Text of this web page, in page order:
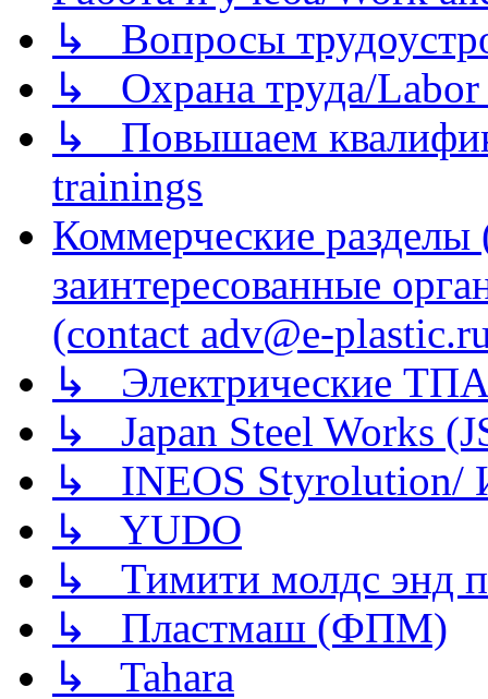
↳ Вопросы
↳ Охрана труда/Labor
↳ Повышаем
trainings
Коммерческие
заинтересованные
(contact adv@e-
↳ Электрические
↳ Japan Steel Works
↳ INEOS
↳ YUDO
↳ Тимити молдс энд
↳ Пластмаш (ФПМ)
↳ Tahara